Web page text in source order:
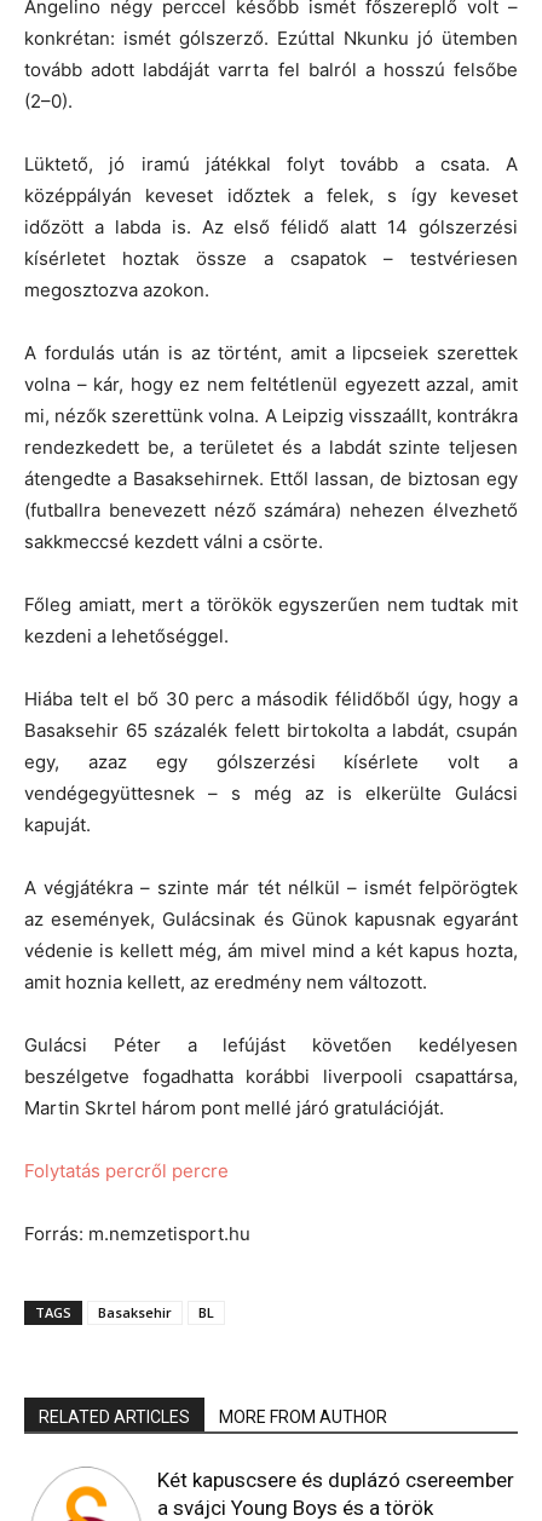
Angelino négy perccel később ismét főszereplő volt –
konkrétan: ismét gólszerző. Ezúttal Nkunku jó ütemben
tovább adott labdáját varrta fel balról a hosszú felsőbe
(2–0).
Lüktető, jó iramú játékkal folyt tovább a csata. A
középpályán keveset időztek a felek, s így keveset
időzött a labda is. Az első félidő alatt 14 gólszerzési
kísérletet hoztak össze a csapatok – testvériesen
megosztozva azokon.
A fordulás után is az történt, amit a lipcseiek szerettek
volna – kár, hogy ez nem feltétlenül egyezett azzal, amit
mi, nézők szerettünk volna. A Leipzig visszaállt, kontrákra
rendezkedett be, a területet és a labdát szinte teljesen
átengedte a Basaksehirnek. Ettől lassan, de biztosan egy
(futballra benevezett néző számára) nehezen élvezhető
sakkmeccsé kezdett válni a csörte.
Főleg amiatt, mert a törökök egyszerűen nem tudtak mit
kezdeni a lehetőséggel.
Hiába telt el bő 30 perc a második félidőből úgy, hogy a
Basaksehir 65 százalék felett birtokolta a labdát, csupán
egy, azaz egy gólszerzési kísérlete volt a
vendégegyüttesnek – s még az is elkerülte Gulácsi
kapuját.
A végjátékra – szinte már tét nélkül – ismét felpörögtek
az események, Gulácsinak és Günok kapusnak egyaránt
védenie is kellett még, ám mivel mind a két kapus hozta,
amit hoznia kellett, az eredmény nem változott.
Gulácsi Péter a lefújást követően kedélyesen
beszélgetve fogadhatta korábbi liverpooli csapattársa,
Martin Skrtel három pont mellé járó gratulációját.
Folytatás percről percre
Forrás: m.nemzetisport.hu
TAGS Basaksehir BL
RELATED ARTICLES MORE FROM AUTHOR
Két kapuscsere és duplázó csereember
a svájci Young Boys és a török